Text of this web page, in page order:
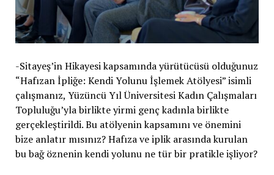
-Sitayeş’in Hikayesi kapsamında yürütücüsü olduğunuz
“Hafızan İpliğe: Kendi Yolunu İşlemek Atölyesi” isimli
çalışmanız, Yüzüncü Yıl Üniversitesi Kadın Çalışmaları
Topluluğu’yla birlikte yirmi genç kadınla birlikte
gerçekleştirildi. Bu atölyenin kapsamını ve önemini
bize anlatır mısınız? Hafıza ve iplik arasında kurulan
bu bağ öznenin kendi yolunu ne tür bir pratikle işliyor?